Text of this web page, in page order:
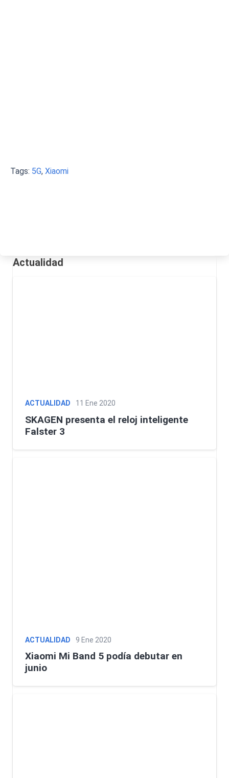
Tags: 5G, Xiaomi
Actualidad
ACTUALIDAD 11 Ene 2020
SKAGEN presenta el reloj inteligente
Falster 3
ACTUALIDAD 9 Ene 2020
Xiaomi Mi Band 5 podía debutar en
junio